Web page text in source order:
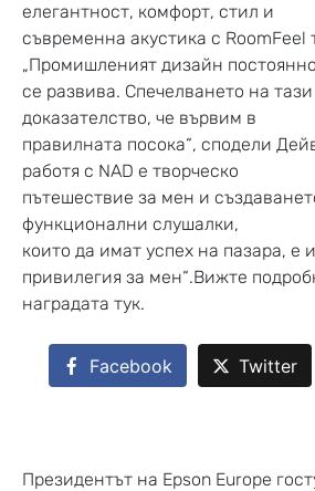
елегантност, комфорт, стил и
съвременна акустика с RoomFeel
„Промишленият дизайн постоянно
се развива. Спечелването на
доказателство, че вървим в
правилната посока“, сподели
работя с NAD е творческо
пътешествие за мен и
функционални слушалки,
които да имат успех на пазара, е
привилегия за мен“.Вижте
наградата тук.
Facebook Twitter
Президентът на Epson Europe